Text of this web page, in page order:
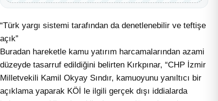
“Türk yargı sistemi tarafından da denetlenebilir ve teftişe
açık”
Buradan hareketle kamu yatırım harcamalarından azami
düzeyde tasarruf edildiğini belirten Kırkpınar, “CHP İzmir
Milletvekili Kamil Okyay Sındır, kamuoyunu yanıltıcı bir
açıklama yaparak KÖİ le ilgili gerçek dışı iddialarda